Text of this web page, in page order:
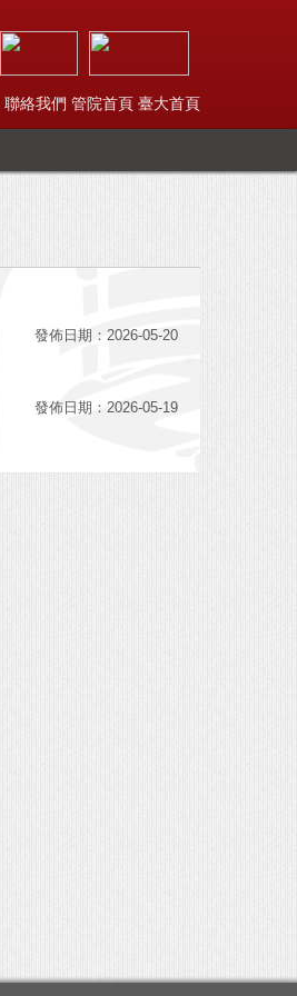
聯絡我們 管院首頁 臺大首頁
發佈日期：2026-05-20
發佈日期：2026-05-19